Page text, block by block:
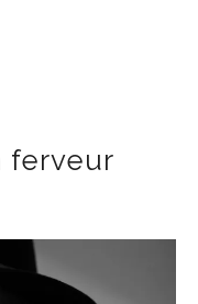
ferveur